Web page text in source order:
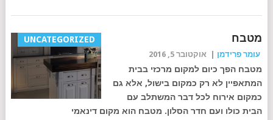
UNCATEGORIZED מטבח
עומר פרידמן אוקטובר 5, 2016
מטבח הפך כיום למקום מרכזי בבית
המתאפיין לא רק כמקום בישול, אלא גם
כמקום אירוח לכל דבר המשתלב עם
הבית כולו ועם חדר הסלון. מטבח הוא מקום דינאמי